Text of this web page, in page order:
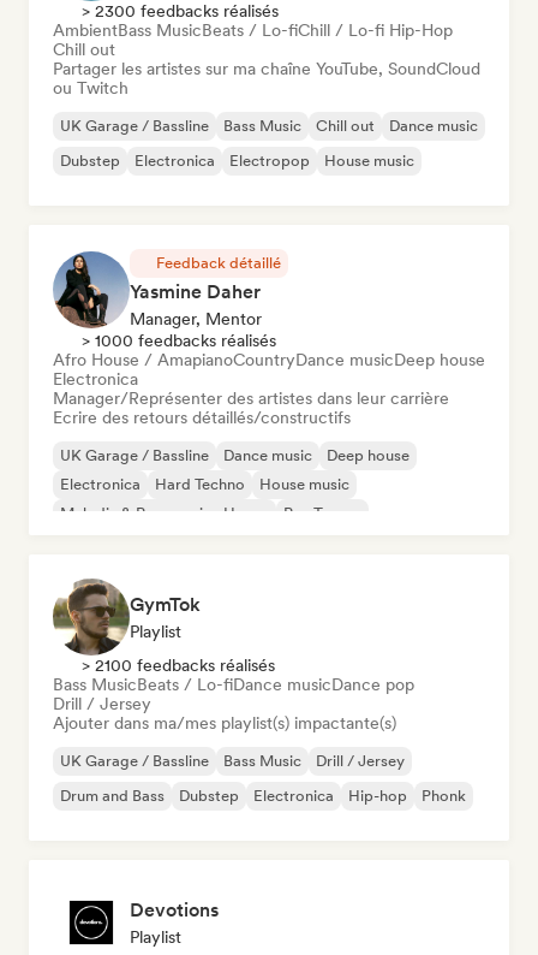
> 2300 feedbacks réalisés
AmbientBass MusicBeats / Lo-fiChill / Lo-fi Hip-Hop
Chill out
Partager les artistes sur ma chaîne YouTube, SoundCloud
ou Twitch
UK Garage / Bassline Bass Music Chill out
Dance music
Dubstep
Electronica Electropop House music
Feedback détaillé
Yasmine Daher
Manager, Mentor
> 1000 feedbacks réalisés
Afro House / AmapianoCountryDance musicDeep house
Electronica
Manager/Représenter des artistes dans leur carrière
Ecrire des retours détaillés/constructifs
UK Garage / Bassline Dance music
Deep house
Electronica
Hard Techno
House music
Melodic & Progressive House
Psy-Trance
GymTok
Playlist
> 2100 feedbacks réalisés
Bass MusicBeats / Lo-fiDance musicDance pop
Drill / Jersey
Ajouter dans ma/mes playlist(s) impactante(s)
UK Garage / Bassline Bass Music
Drill / Jersey
Drum and Bass
Dubstep Electronica Hip-hop Phonk
Devotions
Playlist